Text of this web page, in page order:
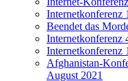
Internetkonferenz
Beendet das
Internetkonferenz
Internetkonferenz
Afghanistan-
August 2021